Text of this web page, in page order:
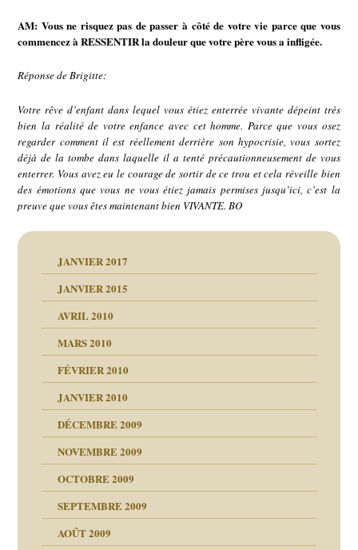
AM: Vous ne risquez pas de passer à côté de votre vie parce que vous
commencez à RESSENTIR la douleur que votre père vous a infligée.
Réponse de Brigitte:
Votre rêve d’enfant dans lequel vous étiez enterrée vivante dépeint très
bien la réalité de votre enfance avec cet homme. Parce que vous osez
regarder comment il est réellement derrière son hypocrisie, vous sortez
déjà de la tombe dans laquelle il a tenté précautionneusement de vous
enterrer. Vous avez eu le courage de sortir de ce trou et cela réveille bien
des émotions que vous ne vous étiez jamais permises jusqu’ici, c’est la
preuve que vous êtes maintenant bien VIVANTE. BO
JANVIER 2017
JANVIER 2015
AVRIL 2010
MARS 2010
FÉVRIER 2010
JANVIER 2010
DÉCEMBRE 2009
NOVEMBRE 2009
OCTOBRE 2009
SEPTEMBRE 2009
AOÛT 2009